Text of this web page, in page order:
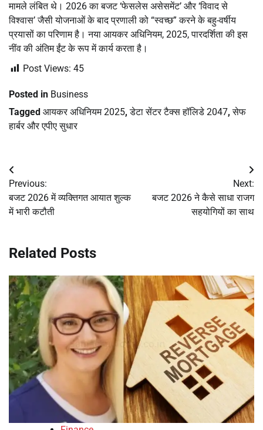
मामले लंबित थे। 2026 का बजट ‘फेसलेस असेसमेंट’ और ‘विवाद से
विश्वास’ जैसी योजनाओं के बाद प्रणाली को “स्वच्छ” करने के बहु-वर्षीय
प्रयासों का परिणाम है। नया आयकर अधिनियम, 2025, पारदर्शिता की इस
नींव की अंतिम ईंट के रूप में कार्य करता है।
Post Views: 45
Posted in Business
Tagged आयकर अधिनियम 2025,डेटा सेंटर टैक्स हॉलिडे 2047,सेफ
हार्बर और एपीए सुधार
Post
navigation
Previous:
बजट 2026 में व्यक्तिगत आयात शुल्क
में भारी कटौती
Next:
बजट 2026 ने कैसे साधा राजग
सहयोगियों का साथ
Related Posts